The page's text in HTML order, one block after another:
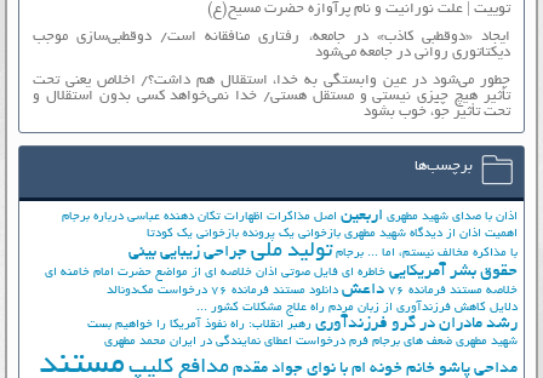
توییت | علت نورانیت و نام پرآوازه حضرت مسیح(ع)
ایجاد «دوقطبی کاذب» در جامعه، رفتاری منافقانه است/ دوقطبی‌سازی موجب
دیکتاتوری روانی در جامعه می‌شود
چطور می‌شود در عین وابستگی به خدا، استقلال هم داشت؟/ اخلاص یعنی تحت
تأثیر هیچ چیزی نیستی و مستقل هستی/ خدا نمی‌خواهد کسی بدون استقلال و
تحت تأثیر جوّ، خوب بشود
برچسب‌ها
اذان با صدای شهید مطهری اربعین اصل مذاکرات اظهارات تکان دهنده عباسی درباره برجام
اهمیت اذان از دیدگاه شهید مطهری بازخوانی یک پرونده بازخوانی یک کودتا
با مذاکره مخالف نیستم، اما ... برجام تولید ملی جراحی زیبایی بینی
حقوق بشر آمریکایی خاطره ای فایل صوتی اذان خلاصه ای از مواضع حضرت امام خامنه ای
خلاصه مستند فرمانده 76
داعش دانلود مستند فرمانده 76
درخواست مک‌دونالد
دلایل کاهش فرزندآوری از زبان مردم راه علاج مشکلات کشور ...
رشد مادران در گرو فرزندآوری رهبر انقلاب: راه نفوذ آمریکا را خواهیم بست
شهید مطهری ضعف های برجام فرم درخواست اعطای نمایندگی در ایران محمد مطهری
مداحی پاشو خانم خونه ام با نوای جواد مقدم مدافع کلیپ مستند